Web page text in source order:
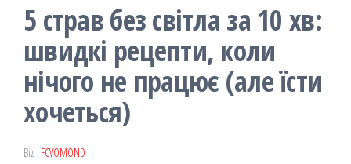
5 страв без світла за 10 хв:
швидкі рецепти, коли
нічого не працює (але їсти
хочеться)
Від FCVOMOND